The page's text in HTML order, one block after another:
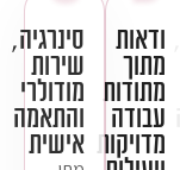
ודאות
מתוך
מתודות
עבודה
מדויקות
סינרגיה,
שירות
מודולרי
והתאמה
אישית